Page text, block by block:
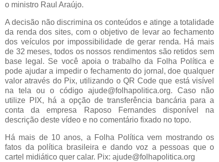
o ministro Raul Araújo.
A decisão não discrimina os conteúdos e atinge a totalidade
da renda dos sites, com o objetivo de levar ao fechamento
dos veículos por impossibilidade de gerar renda. Há mais
de 32 meses, todos os nossos rendimentos são retidos sem
base legal. Se você apoia o trabalho da Folha Política e
pode ajudar a impedir o fechamento do jornal, doe qualquer
valor através do Pix, utilizando o QR Code que está visível
na tela ou o código ajude@folhapolitica.org. Caso não
utilize PIX, há a opção de transferência bancária para a
conta da empresa Raposo Fernandes disponível na
descrição deste vídeo e no comentário fixado no topo.
Há mais de 10 anos, a Folha Política vem mostrando os
fatos da política brasileira e dando voz a pessoas que o
cartel midiático quer calar. Pix: ajude@folhapolitica.org